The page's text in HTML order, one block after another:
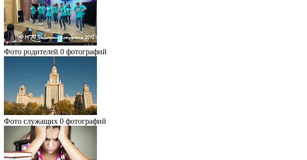
Фото родителей 0 фотографий
Фото служащих 0 фотографий